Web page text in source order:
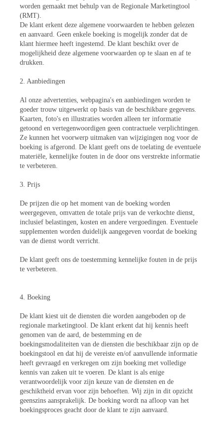
worden gemaakt met behulp van de Regionale Marketingtool
(RMT).
De klant erkent deze algemene voorwaarden te hebben gelezen
en aanvaard. Geen enkele boeking is mogelijk zonder dat de
klant hiermee heeft ingestemd. De klant beschikt over de
mogelijkheid deze algemene voorwaarden op te slaan en af te
drukken.
2. Aanbiedingen
Al onze advertenties, webpagina's en aanbiedingen worden te
goeder trouw uitgewerkt op basis van de beschikbare gegevens.
Kaarten, foto's en illustraties worden alleen ter informatie
getoond en vertegenwoordigen geen contractuele verplichtingen.
Ze kunnen het voorwerp uitmaken van wijzigingen nog voor de
boeking is afgerond. De klant geeft ons de toelating de eventuele
materiële, kennelijke fouten in de door ons verstrekte informatie
te verbeteren.
3. Prijs
De prijzen die op het moment van de boeking worden
weergegeven, omvatten de totale prijs van de verkochte dienst,
inclusief belastingen, kosten en andere vergoedingen. Eventuele
supplementen worden duidelijk aangegeven voordat de boeking
van de dienst wordt verricht.
De klant geeft ons de toestemming kennelijke fouten in de prijs
te verbeteren.
4. Boeking
De klant kiest uit de diensten die worden aangeboden op de
regionale marketingtool. De klant erkent dat hij kennis heeft
genomen van de aard, de bestemming en de
boekingsmodaliteiten van de diensten die beschikbaar zijn op de
boekingstool en dat hij de vereiste en/of aanvullende informatie
heeft gevraagd en verkregen om zijn boeking met volledige
kennis van zaken uit te voeren. De klant is als enige
verantwoordelijk voor zijn keuze van de diensten en de
geschiktheid ervan voor zijn behoeften. Wij zijn in dit opzicht
geenszins aansprakelijk. De boeking wordt na afloop van het
boekingsproces geacht door de klant te zijn aanvaard.